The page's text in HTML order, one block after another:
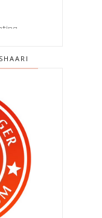
,
anda
anda tu